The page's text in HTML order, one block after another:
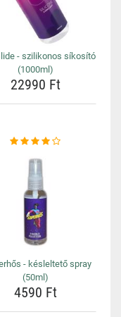
- szilikonos síkosító
(1000ml)
22990 Ft
- késleltető spray
(50ml)
4590 Ft